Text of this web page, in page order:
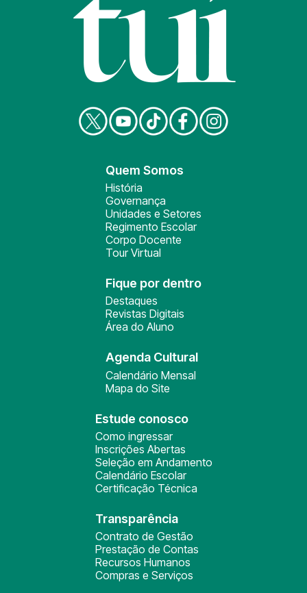
Quem Somos
História
Governança
Unidades e Setores
Regimento Escolar
Corpo Docente
Tour Virtual
Fique por dentro
Destaques
Revistas Digitais
Área do Aluno
Agenda Cultural
Calendário Mensal
Mapa do Site
Estude conosco
Como ingressar
Inscrições Abertas
Seleção em Andamento
Calendário Escolar
Certificação Técnica
Transparência
Contrato de Gestão
Prestação de Contas
Recursos Humanos
Compras e Serviços